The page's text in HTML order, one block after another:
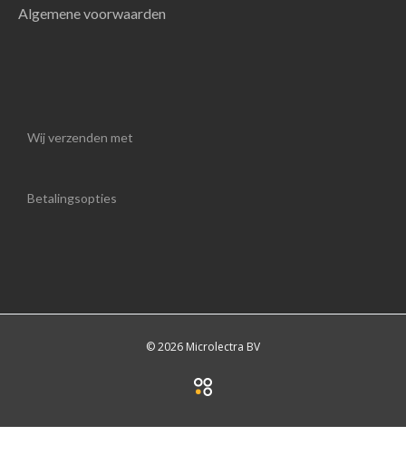
Algemene voorwaarden
Wij verzenden met
Betalingsopties
© 2026 Microlectra BV